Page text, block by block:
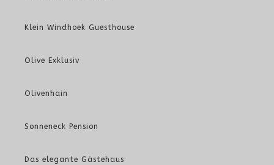
Klein Windhoek Guesthouse
Olive Exklusiv
Olivenhain
Sonneneck Pension
Das elegante Gästehaus